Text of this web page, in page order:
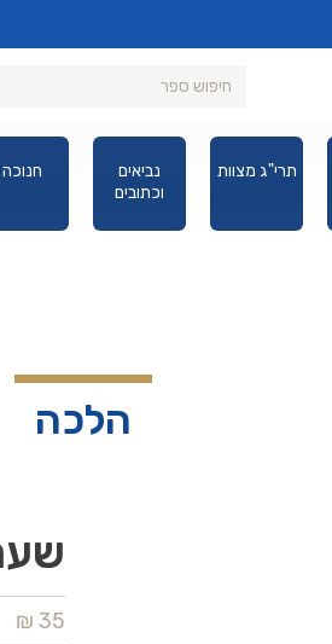
חנוכה
נביאים
וכתובים
תרי"ג מצוות
הלכה
35 ₪